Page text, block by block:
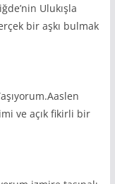
Ulukışla
bir aşkı bulmak
ve açık fikirli bir